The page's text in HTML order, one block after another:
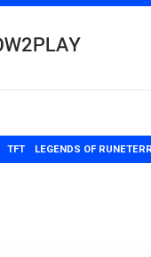
TFT LEGENDS OF